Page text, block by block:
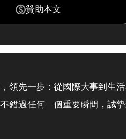
贊助本文
領先一步：從國際大事到生活
錯過任何一個重要瞬間，誠摯